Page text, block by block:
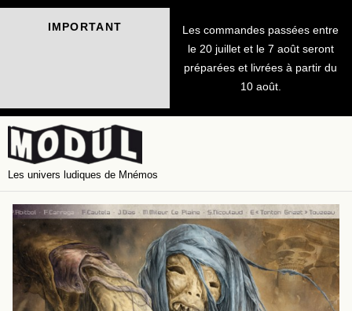
IMPORTANT
Les commandes passées entre
le 20 juillet et le 7 août seront
préparées et livrées à partir du
10 août.
Les univers ludiques de Mnémos